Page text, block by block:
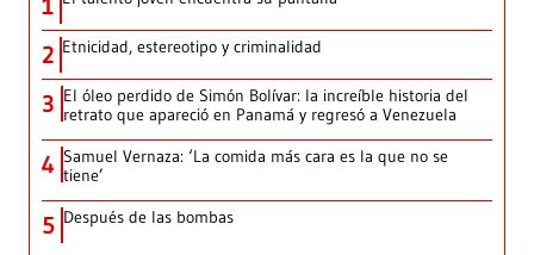
1
2 Etnicidad, estereotipo y criminalidad
3 El óleo perdido de Simón Bolívar: la increíble historia del
retrato que apareció en Panamá y regresó a Venezuela
4 Samuel Vernaza: ‘La comida más cara es la que no se
tiene’
5 Después de las bombas